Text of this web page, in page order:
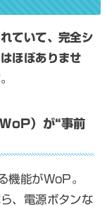
ていて、完全シ
ほぼありませ
）が“事前
機能がWoP。
、電源ボタンな